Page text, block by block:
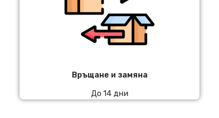
Връщане и замяна
До 14 дни